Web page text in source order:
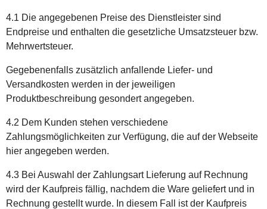
4.1 Die angegebenen Preise des Dienstleister sind
Endpreise und enthalten die gesetzliche Umsatzsteuer bzw.
Mehrwertsteuer.
Gegebenenfalls zusätzlich anfallende Liefer- und
Versandkosten werden in der jeweiligen
Produktbeschreibung gesondert angegeben.
4.2 Dem Kunden stehen verschiedene
Zahlungsmöglichkeiten zur Verfügung, die auf der Webseite
hier angegeben werden.
4.3 Bei Auswahl der Zahlungsart Lieferung auf Rechnung
wird der Kaufpreis fällig, nachdem die Ware geliefert und in
Rechnung gestellt wurde. In diesem Fall ist der Kaufpreis